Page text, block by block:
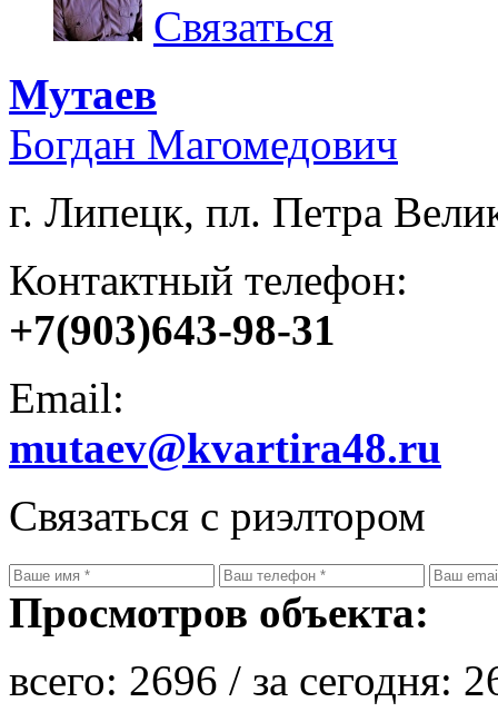
Связаться
Мутаев
Богдан Магомедович
г. Липецк, пл. Петра
Контактный телефон:
+7(903)643-98-31
Email:
mutaev@kvartira48.ru
Связаться с риэлтором
Просмотров объекта:
всего: 2696 / за сегодня: